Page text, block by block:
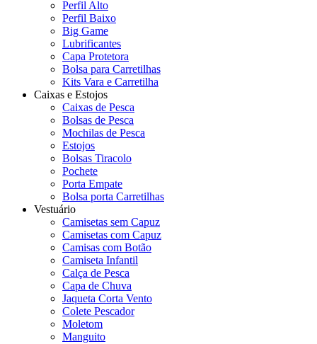
Perfil Alto
Perfil Baixo
Big Game
Lubrificantes
Capa Protetora
Bolsa para Carretilhas
Kits Vara e Carretilha
Caixas e Estojos
Caixas de Pesca
Bolsas de Pesca
Mochilas de Pesca
Estojos
Bolsas Tiracolo
Pochete
Porta Empate
Bolsa porta Carretilhas
Vestuário
Camisetas sem Capuz
Camisetas com Capuz
Camisas com Botão
Camiseta Infantil
Calça de Pesca
Capa de Chuva
Jaqueta Corta Vento
Colete Pescador
Moletom
Manguito